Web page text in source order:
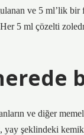
ve 5 ml’lik
5 ml çözelti
ve diğer
şeklindeki